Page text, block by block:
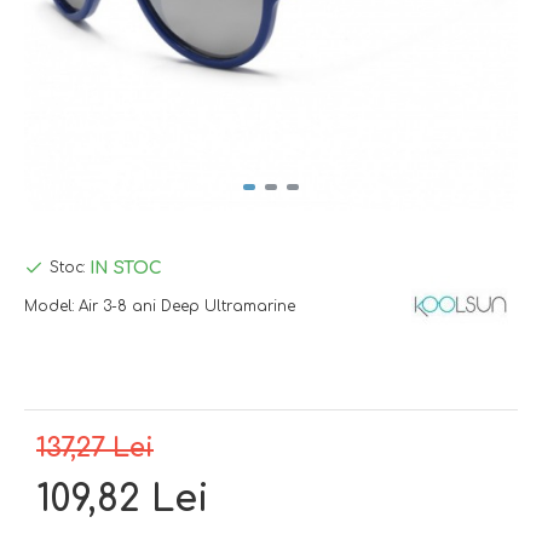
137,27 Lei
109,82 Lei
Stoc: IN STOC
Model: Air 3-8 ani Deep Ultramarine